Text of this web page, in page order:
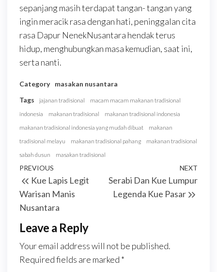
sepanjang masih terdapat tangan- tangan yang
ingin meracik rasa dengan hati, peninggalan cita
rasa Dapur NenekNusantara hendak terus
hidup, menghubungkan masa kemudian, saat ini,
serta nanti.
Category
masakan nusantara
Tags
jajanan tradisional
macam macam makanan tradisional
indonesia
makanan tradisional
makanan tradisional indonesia
makanan tradisional indonesia yang mudah dibuat
makanan
tradisional melayu
makanan tradisional pahang
makanan tradisional
sabah dusun
masakan tradisional
Post
navigation
Previous
Post
PREVIOUS
Kue Lapis Legit
Warisan Manis
Nusantara
Post
NEXT
Serabi Dan Kue Lumpur
Legenda Kue Pasar
Leave a Reply
Your email address will not be published.
Required fields are marked *